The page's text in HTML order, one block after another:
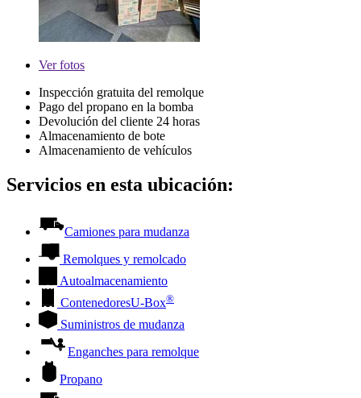
Verfotos
Inspección gratuita del remolque
Pago del propano en la bomba
Devolución del cliente 24 horas
Almacenamiento de bote
Almacenamiento de vehículos
Servicios en esta ubicación:
Camiones para mudanza
Remolques y remolcado
Autoalmacenamiento
ContenedoresU-Box®
Suministros de mudanza
Enganches para remolque
Propano